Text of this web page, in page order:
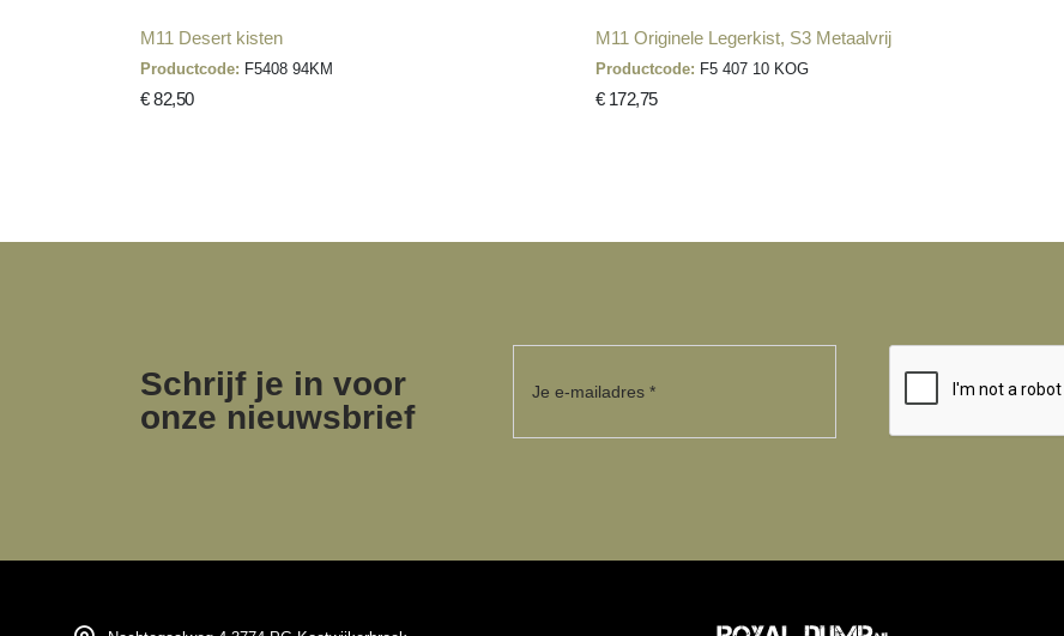
M11 Desert kisten
Productcode: F5408 94KM
€ 82,50
M11 Originele Legerkist, S3 Metaalvrij
Productcode: F5 407 10 KOG
€ 172,75
Schrijf je in voor
onze nieuwsbrief